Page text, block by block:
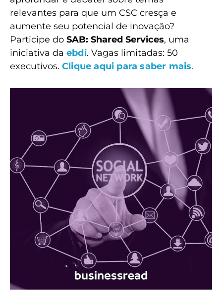
relevantes para que um CSC cresça e
aumente seu potencial de inovação?
Participe do SAB: Shared Services, uma
iniciativa da ebdi. Vagas limitadas: 50
executivos. Clique aqui para saber mais.